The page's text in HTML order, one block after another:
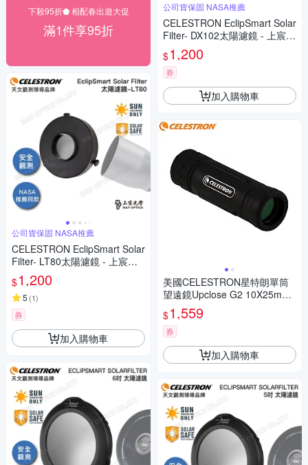
下殺95折⬟ 相配春出遊大促
滿1件享95折
公司貨保固 NASA推薦
CELESTRON EclipSmart Solar
Filter- LT80太陽濾鏡 - 上宸光
學台灣總代理
$1,200
5 (1)
券
加入購物車
公司貨保固 NASA推薦
CELESTRON EclipSmart Solar
Filter- DX102太陽濾鏡 - 上宸光
學台灣總代理
$1,200
券
加入購物車
美國CELESTRON星特朗單筒
望遠鏡Upclose G2 10X25mm
(FMC綠膜.大目鏡.Roof屋脊Pri
sm稜鏡反射金屬架)71213
$1,559
券
加入購物車